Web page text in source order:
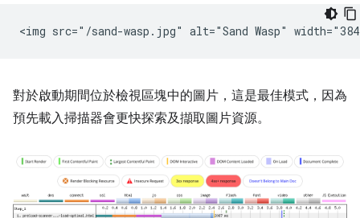
對於啟動期間位於檢視區塊中的圖片，這是最佳模式，因為
預先載入掃描器會更快探索及擷取圖片資源。